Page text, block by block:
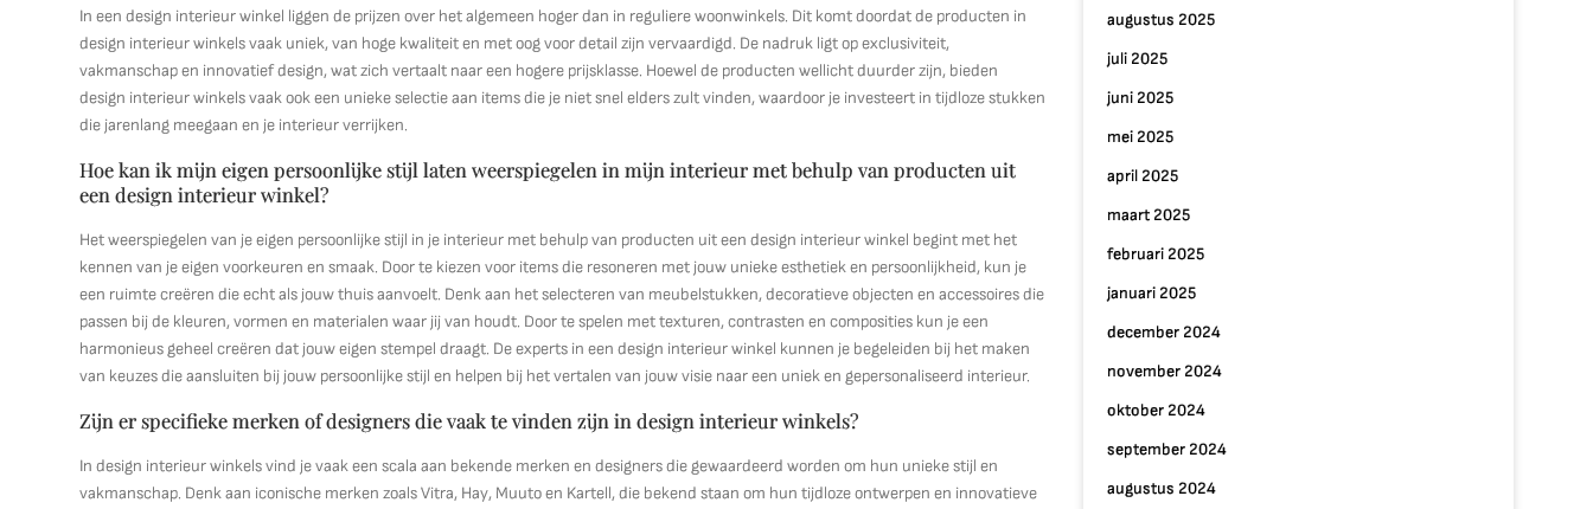
In een design interieur winkel liggen de prijzen over het algemeen hoger dan in reguliere woonwinkels. Dit komt doordat de producten in
design interieur winkels vaak uniek, van hoge kwaliteit en met oog voor detail zijn vervaardigd. De nadruk ligt op exclusiviteit,
vakmanschap en innovatief design, wat zich vertaalt naar een hogere prijsklasse. Hoewel de producten wellicht duurder zijn, bieden
design interieur winkels vaak ook een unieke selectie aan items die je niet snel elders zult vinden, waardoor je investeert in tijdloze stukken
die jarenlang meegaan en je interieur verrijken.
Hoe kan ik mijn eigen persoonlijke stijl laten weerspiegelen in mijn interieur met behulp van producten uit
een design interieur winkel?
Het weerspiegelen van je eigen persoonlijke stijl in je interieur met behulp van producten uit een design interieur winkel begint met het
kennen van je eigen voorkeuren en smaak. Door te kiezen voor items die resoneren met jouw unieke esthetiek en persoonlijkheid, kun je
een ruimte creëren die echt als jouw thuis aanvoelt. Denk aan het selecteren van meubelstukken, decoratieve objecten en accessoires die
passen bij de kleuren, vormen en materialen waar jij van houdt. Door te spelen met texturen, contrasten en composities kun je een
harmonieus geheel creëren dat jouw eigen stempel draagt. De experts in een design interieur winkel kunnen je begeleiden bij het maken
van keuzes die aansluiten bij jouw persoonlijke stijl en helpen bij het vertalen van jouw visie naar een uniek en gepersonaliseerd interieur.
Zijn er specifieke merken of designers die vaak te vinden zijn in design interieur winkels?
In design interieur winkels vind je vaak een scala aan bekende merken en designers die gewaardeerd worden om hun unieke stijl en
vakmanschap. Denk aan iconische merken zoals Vitra, Hay, Muuto en Kartell, die bekend staan om hun tijdloze ontwerpen en innovatieve
augustus 2025
juli 2025
juni 2025
mei 2025
april 2025
maart 2025
februari 2025
januari 2025
december 2024
november 2024
oktober 2024
september 2024
augustus 2024